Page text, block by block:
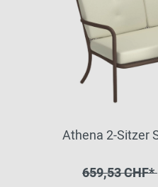
Athena 2-Sitzer
659,53 CHF*